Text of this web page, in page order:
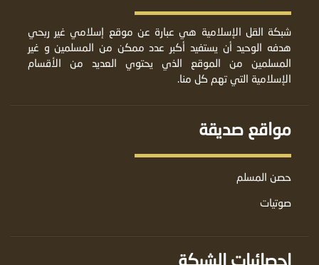
شبكة القل الإسلامية هي عبارة عن موقع إسلامي غير ربحي
هدفه الوحيد أن يستفيد أكبر عدد ممكن من المسلمين و غير
المسلمين من الموقع الذي يحتوي العديد من الأقسام
الإسلامية التي تهم كل منا.
مواقع صديقة
حصن المسلم
صوتيات
إحصائيات الشبكة